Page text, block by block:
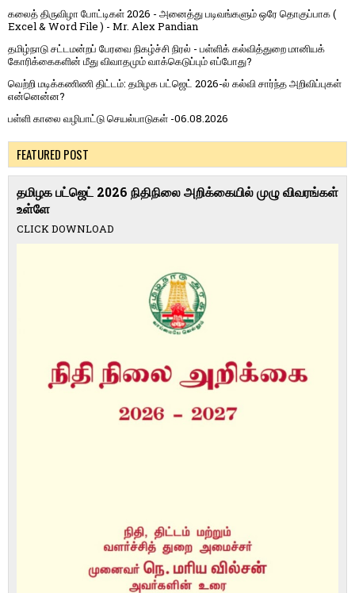
கலைத் திருவிழா போட்டிகள் 2026 - அனைத்து படிவங்களும் ஒரே தொகுப்பாக (
Excel & Word File ) - Mr. Alex Pandian
தமிழ்நாடு சட்டமன்றப் பேரவை நிகழ்ச்சி நிரல் - பள்ளிக் கல்வித்துறை மானியக்
கோரிக்கைகளின் மீது விவாதமும் வாக்கெடுப்பும் எப்போது?
வெற்றி மடிக்கணிணி திட்டம்: தமிழக பட்ஜெட் 2026-ல் கல்வி சார்ந்த அறிவிப்புகள்
என்னென்ன?
பள்ளி காலை வழிபாட்டு செயல்பாடுகள் -06.08.2026
FEATURED POST
தமிழக பட்ஜெட் 2026 நிதிநிலை அறிக்கையில் முழு விவரங்கள்
உள்ளே
CLICK DOWNLOAD